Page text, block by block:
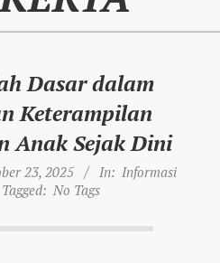
Dasar dalam
Keterampilan
Anak Sejak Dini
23, 2025 In: Informasi
Tagged: No Tags